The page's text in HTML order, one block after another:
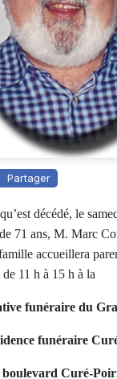
Partager
décédé, le
71 ans, M. Marc
accueillera
11 h à 15 h à la
funéraire du
funéraire
boulevard Curé-